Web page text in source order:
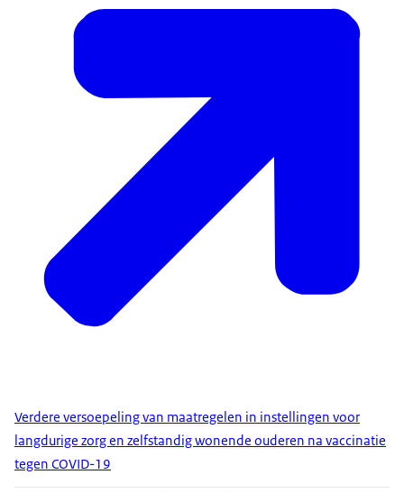
Verdere versoepeling van maatregelen in instellingen voor
langdurige zorg en zelfstandig wonende ouderen na vaccinatie
tegen COVID-19